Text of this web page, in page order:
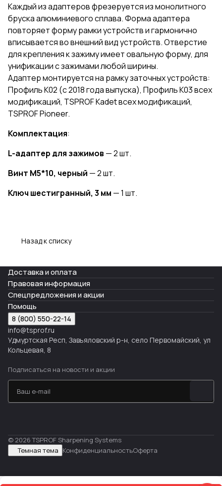
Каждый из адаптеров фрезеруется из монолитного
бруска алюминиевого сплава. Форма адаптера
повторяет форму рамки устройств и гармонично
вписывается во внешний вид устройств. Отверстие
для крепления к зажиму имеет овальную форму, для
унификации с зажимами любой ширины.
Адаптер монтируется на рамку заточных устройств:
Профиль К02 (с 2018 года выпуска), Профиль К03 всех
модификаций, TSPROF Kadet всех модификаций,
TSPROF Pioneer.
Комплектация:
L-адаптер для зажимов — 2 шт.
Винт М5*10, черный — 2 шт.
Ключ шестигранный, 3 мм — 1 шт.
Назад к списку
Доставка и оплата
Правовая информация
Спецпредложения и акции
Помощь
8 (800) 550-22-14
info@tsprof.ru
Удмуртская Респ, Завьяловский р-н, село Первомайский, ул
Кольцевая, 8
Подписаться на новости и акции
© 2026 TSPROF Sharpening Systems
Темная тема КонфиденциальностьОферта